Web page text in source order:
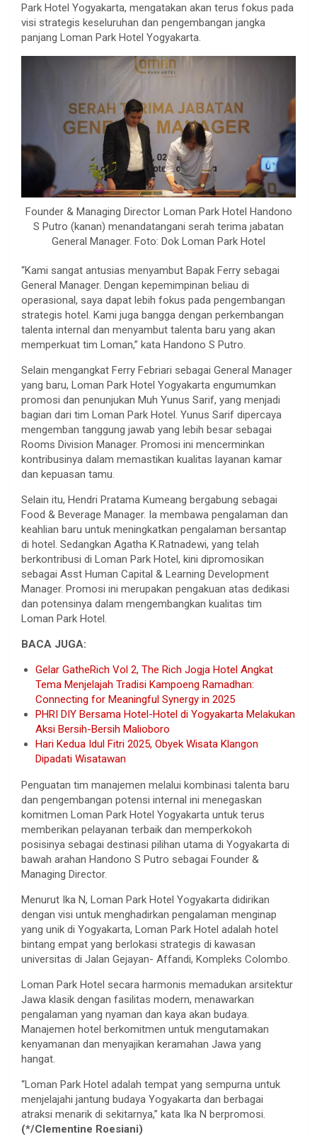
Park Hotel Yogyakarta, mengatakan akan terus fokus pada
visi strategis keseluruhan dan pengembangan jangka
panjang Loman Park Hotel Yogyakarta.
Founder & Managing Director Loman Park Hotel Handono
S Putro (kanan) menandatangani serah terima jabatan
General Manager. Foto: Dok Loman Park Hotel
“Kami sangat antusias menyambut Bapak Ferry sebagai
General Manager. Dengan kepemimpinan beliau di
operasional, saya dapat lebih fokus pada pengembangan
strategis hotel. Kami juga bangga dengan perkembangan
talenta internal dan menyambut talenta baru yang akan
memperkuat tim Loman,” kata Handono S Putro.
Selain mengangkat Ferry Febriari sebagai General Manager
yang baru, Loman Park Hotel Yogyakarta engumumkan
promosi dan penunjukan Muh Yunus Sarif, yang menjadi
bagian dari tim Loman Park Hotel. Yunus Sarif dipercaya
mengemban tanggung jawab yang lebih besar sebagai
Rooms Division Manager. Promosi ini mencerminkan
kontribusinya dalam memastikan kualitas layanan kamar
dan kepuasan tamu.
Selain itu, Hendri Pratama Kumeang bergabung sebagai
Food & Beverage Manager. Ia membawa pengalaman dan
keahlian baru untuk meningkatkan pengalaman bersantap
di hotel. Sedangkan Agatha K.Ratnadewi, yang telah
berkontribusi di Loman Park Hotel, kini dipromosikan
sebagai Asst Human Capital & Learning Development
Manager. Promosi ini merupakan pengakuan atas dedikasi
dan potensinya dalam mengembangkan kualitas tim
Loman Park Hotel.
BACA JUGA:
Gelar GatheRich Vol 2, The Rich Jogja Hotel Angkat
Tema Menjelajah Tradisi Kampoeng Ramadhan:
Connecting for Meaningful Synergy in 2025
PHRI DIY Bersama Hotel-Hotel di Yogyakarta Melakukan
Aksi Bersih-Bersih Malioboro
Hari Kedua Idul Fitri 2025, Obyek Wisata Klangon
Dipadati Wisatawan
Penguatan tim manajemen melalui kombinasi talenta baru
dan pengembangan potensi internal ini menegaskan
komitmen Loman Park Hotel Yogyakarta untuk terus
memberikan pelayanan terbaik dan memperkokoh
posisinya sebagai destinasi pilihan utama di Yogyakarta di
bawah arahan Handono S Putro sebagai Founder &
Managing Director.
Menurut Ika N, Loman Park Hotel Yogyakarta didirikan
dengan visi untuk menghadirkan pengalaman menginap
yang unik di Yogyakarta, Loman Park Hotel adalah hotel
bintang empat yang berlokasi strategis di kawasan
universitas di Jalan Gejayan- Affandi, Kompleks Colombo.
Loman Park Hotel secara harmonis memadukan arsitektur
Jawa klasik dengan fasilitas modern, menawarkan
pengalaman yang nyaman dan kaya akan budaya.
Manajemen hotel berkomitmen untuk mengutamakan
kenyamanan dan menyajikan keramahan Jawa yang
hangat.
“Loman Park Hotel adalah tempat yang sempurna untuk
menjelajahi jantung budaya Yogyakarta dan berbagai
atraksi menarik di sekitarnya,” kata Ika N berpromosi.
(*/Clementine Roesiani)